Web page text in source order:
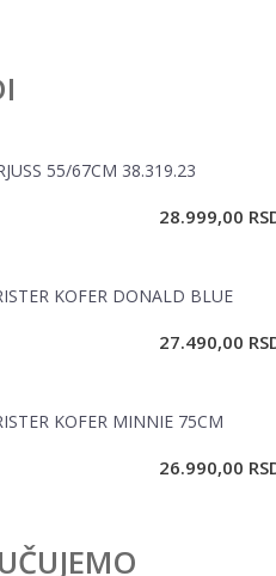
55/67CM 38.319.23
28.999,00
KOFER DONALD BLUE
27.490,00
KOFER MINNIE 75CM
26.990,00